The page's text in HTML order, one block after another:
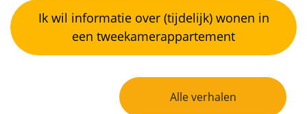
Ik wil informatie over (tijdelijk) wonen in
een tweekamerappartement
Bericht Navigatie
Alle verhalen